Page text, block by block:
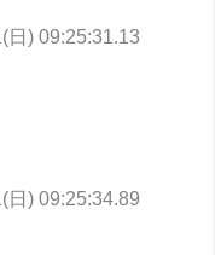
日) 09:25:31.13
日) 09:25:34.89